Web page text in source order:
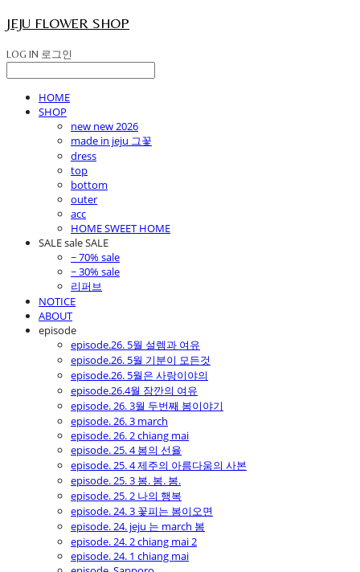
JEJU FLOWER SHOP
LOG IN 로그인
HOME
SHOP
new new 2026
made in jeju 그꽃
dress
top
bottom
outer
acc
HOME SWEET HOME
SALE sale SALE
~ 70% sale
~ 30% sale
리퍼브
NOTICE
ABOUT
episode
episode.26. 5월 설렘과 여유
episode.26. 5월 기분이 모든것
episode.26. 5월은 사랑이야의
episode.26.4월 잠깐의 여유
episode. 26. 3월 두번째 봄이야기
episode. 26. 3 march
episode. 26. 2 chiang mai
episode. 25. 4 봄의 선율
episode. 25. 4 제주의 아름다움의 사본
episode. 25. 3 봄. 봄. 봄.
episode. 25. 2 나의 행복
episode. 24. 3 꽃피는 봄이오면
episode. 24. jeju 는 march 봄
episode. 24. 2 chiang mai 2
episode. 24. 1 chiang mai